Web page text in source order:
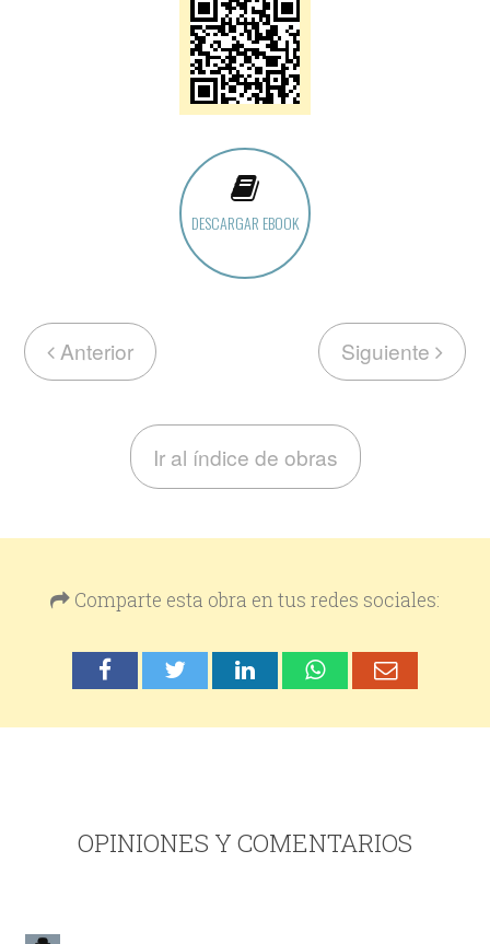
DESCARGAR EBOOK
Anterior Siguiente
Ir al índice de obras
Comparte esta obra en tus redes sociales:
OPINIONES Y COMENTARIOS